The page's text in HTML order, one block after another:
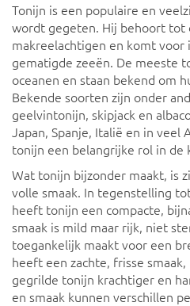
Tonijn is een populaire en
wordt gegeten. Hij behoort tot
makreelachtigen en komt voor
gematigde zeeën. De meeste
oceanen en staan bekend om
Bekende soorten zijn onder
geelvintonijn, skipjack en
Japan, Spanje, Italië en in veel
tonijn een belangrijke rol in de
Wat tonijn bijzonder maakt, is
volle smaak. In tegenstelling
heeft tonijn een compacte,
smaak is mild maar rijk, niet
toegankelijk maakt voor een
heeft een zachte, frisse
gegrilde tonijn krachtiger en
en smaak kunnen verschillen